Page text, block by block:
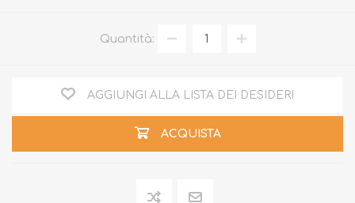
Quantità:
AGGIUNGI ALLA LISTA DEI DESIDERI
ACQUISTA